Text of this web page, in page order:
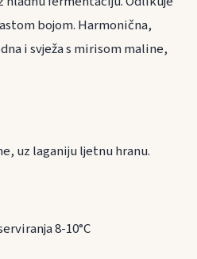
bojom. Harmonična,
i svježa s mirisom maline,
uz laganiju ljetnu hranu.
8-10°C